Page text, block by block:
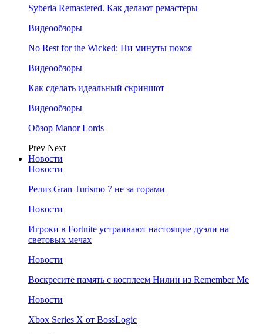
Syberia Remastered. Как делают ремастеры
Видеообзоры
No Rest for the Wicked: Ни минуты покоя
Видеообзоры
Как сделать идеальный скриншот
Видеообзоры
Обзор Manor Lords
Prev Next
Новости
Новости
Релиз Gran Turismo 7 не за горами
Новости
Игроки в Fortnite устраивают настоящие дуэли на
световых мечах
Новости
Воскресите память с косплеем Нилин из Remember Me
Новости
Xbox Series X от BossLogic